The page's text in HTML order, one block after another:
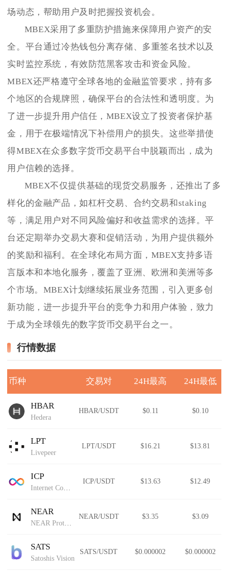
场动态，帮助用户及时把握投资机会。
MBEX采用了多重防护措施来保障用户资产的安
全。平台通过冷热钱包分离存储、多重签名技术以及
实时监控系统，有效防范黑客攻击和资金风险。
MBEX还严格遵守全球各地的金融监管要求，持有多
个地区的合规牌照，确保平台的合法性和透明度。为
了进一步提升用户信任，MBEX设立了投资者保护基
金，用于在极端情况下补偿用户的损失。这些举措使
得MBEX在众多数字货币交易平台中脱颖而出，成为
用户信赖的选择。
MBEX不仅提供基础的现货交易服务，还推出了多
样化的金融产品，如杠杆交易、合约交易和staking
等，满足用户对不同风险偏好和收益需求的选择。平
台还定期举办交易大赛和促销活动，为用户提供额外
的奖励和福利。在全球化布局方面，MBEX支持多语
言版本和本地化服务，覆盖了亚洲、欧洲和美洲等多
个市场。MBEX计划继续拓展业务范围，引入更多创
新功能，进一步提升平台的竞争力和用户体验，致力
于成为全球领先的数字货币交易平台之一。
行情数据
币种 交易对 24H最高 24H最低
HBAR
Hedera
HBAR/USDT $0.11 $0.10
LPT
Livepeer
LPT/USDT $16.21 $13.81
ICP
Internet Computer
ICP/USDT $13.63 $12.49
NEAR
NEAR Protocol
NEAR/USDT $3.35 $3.09
SATS
Satoshis Vision
SATS/USDT $0.000002 $0.000002